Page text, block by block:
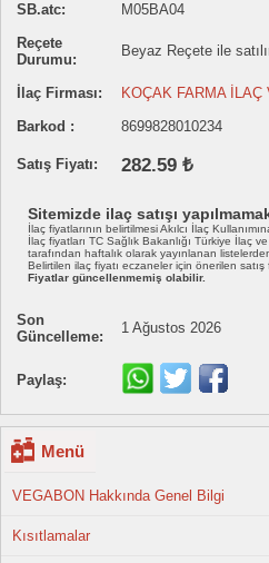
SB.atc:
M05BA04
Reçete
Durumu:
Beyaz Reçete ile
İlaç Firması:
KOÇAK FARMA
Barkod :
8699828010234
Satış Fiyatı: 282.59 ₺
Sitemizde ilaç satışı
İlaç fiyatlarının belirtilmesi Akılcı İlaç
İlaç fiyatları TC Sağlık Bakanlığı Türkiye İlaç
tarafından haftalık olarak yayınlanan listelerden
Belirtilen ilaç fiyatı eczaneler için önerilen
Fiyatlar güncellenmemiş olabilir.
Son
Güncelleme:
1 Ağustos 2026
Paylaş:
Menü
VEGABON Hakkında Genel Bilgi
Kısıtlamalar